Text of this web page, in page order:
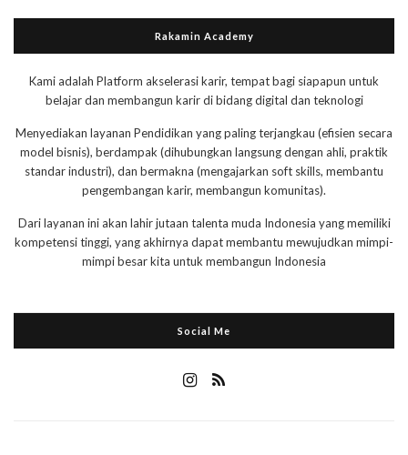
Rakamin Academy
Kami adalah Platform akselerasi karir, tempat bagi siapapun untuk
belajar dan membangun karir di bidang digital dan teknologi
Menyediakan layanan Pendidikan yang paling terjangkau (efisien secara
model bisnis), berdampak (dihubungkan langsung dengan ahli, praktik
standar industri), dan bermakna (mengajarkan soft skills, membantu
pengembangan karir, membangun komunitas).
Dari layanan ini akan lahir jutaan talenta muda Indonesia yang memiliki
kompetensi tinggi, yang akhirnya dapat membantu mewujudkan mimpi-
mimpi besar kita untuk membangun Indonesia
Social Me